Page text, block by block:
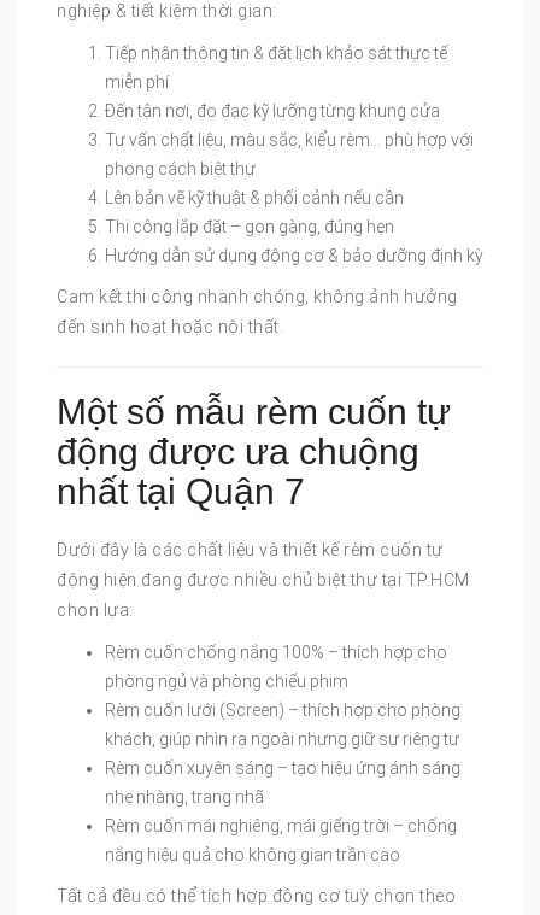
nghiệp & tiết kiệm thời gian:
Tiếp nhận thông tin & đặt lịch khảo sát thực tế
miễn phí
Đến tận nơi, đo đạc kỹ lưỡng từng khung cửa
Tư vấn chất liệu, màu sắc, kiểu rèm… phù hợp với
phong cách biệt thự
Lên bản vẽ kỹ thuật & phối cảnh nếu cần
Thi công lắp đặt – gọn gàng, đúng hẹn
Hướng dẫn sử dụng động cơ & bảo dưỡng định kỳ
Cam kết thi công nhanh chóng, không ảnh hưởng
đến sinh hoạt hoặc nội thất.
Một số mẫu rèm cuốn tự
động được ưa chuộng
nhất tại Quận 7
Dưới đây là các chất liệu và thiết kế rèm cuốn tự
động hiện đang được nhiều chủ biệt thự tại TP.HCM
chọn lựa:
Rèm cuốn chống nắng 100% – thích hợp cho
phòng ngủ và phòng chiếu phim
Rèm cuốn lưới (Screen) – thích hợp cho phòng
khách, giúp nhìn ra ngoài nhưng giữ sự riêng tư
Rèm cuốn xuyên sáng – tạo hiệu ứng ánh sáng
nhẹ nhàng, trang nhã
Rèm cuốn mái nghiêng, mái giếng trời – chống
nắng hiệu quả cho không gian trần cao
Tất cả đều có thể tích hợp động cơ tuỳ chọn theo